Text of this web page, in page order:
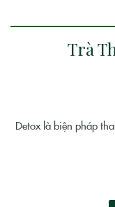
Trà
Detox là biện pháp